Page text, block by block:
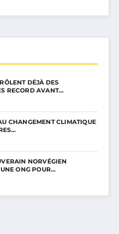
DÉJÀ DES
RECORD AVANT…
CHANGEMENT CLIMATIQUE
NORVÉGIEN
ONG POUR…